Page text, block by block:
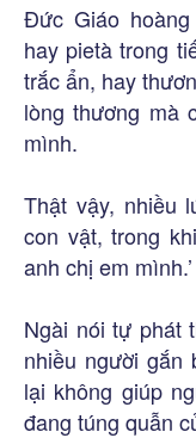
Đức Giáo
hay pietà trong
trắc ẩn, hay
lòng thương mà
mình.
Thật vậy, nhiều
con vật, trong
anh chị em mình.’
Ngài nói tự phát
nhiều người gắn
lại không giúp
đang túng quẫn